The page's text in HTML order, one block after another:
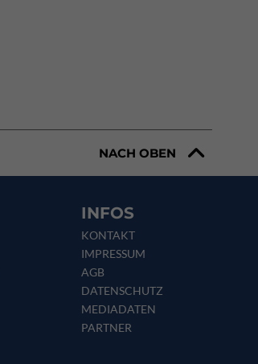
NACH OBEN
INFOS
KONTAKT
IMPRESSUM
AGB
DATENSCHUTZ
MEDIADATEN
PARTNER